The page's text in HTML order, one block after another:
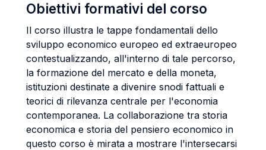
Obiettivi formativi del corso
Il corso illustra le tappe fondamentali dello
sviluppo economico europeo ed extraeuropeo
contestualizzando, all'interno di tale percorso,
la formazione del mercato e della moneta,
istituzioni destinate a divenire snodi fattuali e
teorici di rilevanza centrale per l'economia
contemporanea. La collaborazione tra storia
economica e storia del pensiero economico in
questo corso è mirata a mostrare l'intersecarsi